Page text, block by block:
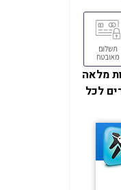
מלאה
לכל